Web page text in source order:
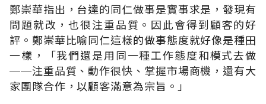
鄭崇華指出，台達的同仁做事是實事求是，發現有
問題就改，也很注重品質。因此會得到顧客的好
評。鄭崇華比喻同仁這樣的做事態度就好像是種田
一樣，「我們還是用同一種工作態度和模式去做
──注重品質、動作很快、掌握市場商機，還有大
家團隊合作，以顧客滿意為宗旨。」